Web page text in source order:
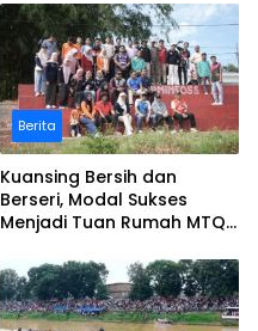
Berita
Kuansing Bersih dan
Berseri, Modal Sukses
Menjadi Tuan Rumah MTQ